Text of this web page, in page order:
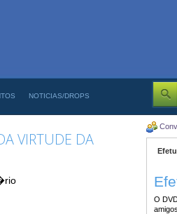
NOTICIAS/DROPS
VIRTUDE DA
O